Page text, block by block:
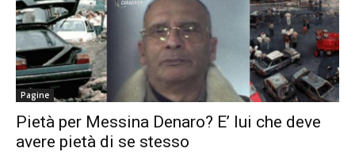
Pagine
Pietà per Messina Denaro? E’ lui che deve
avere pietà di se stesso